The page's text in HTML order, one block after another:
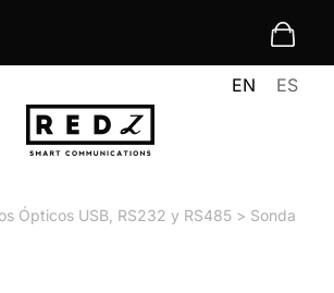
EN ES
Ópticos USB, RS232 y RS485 > Sonda